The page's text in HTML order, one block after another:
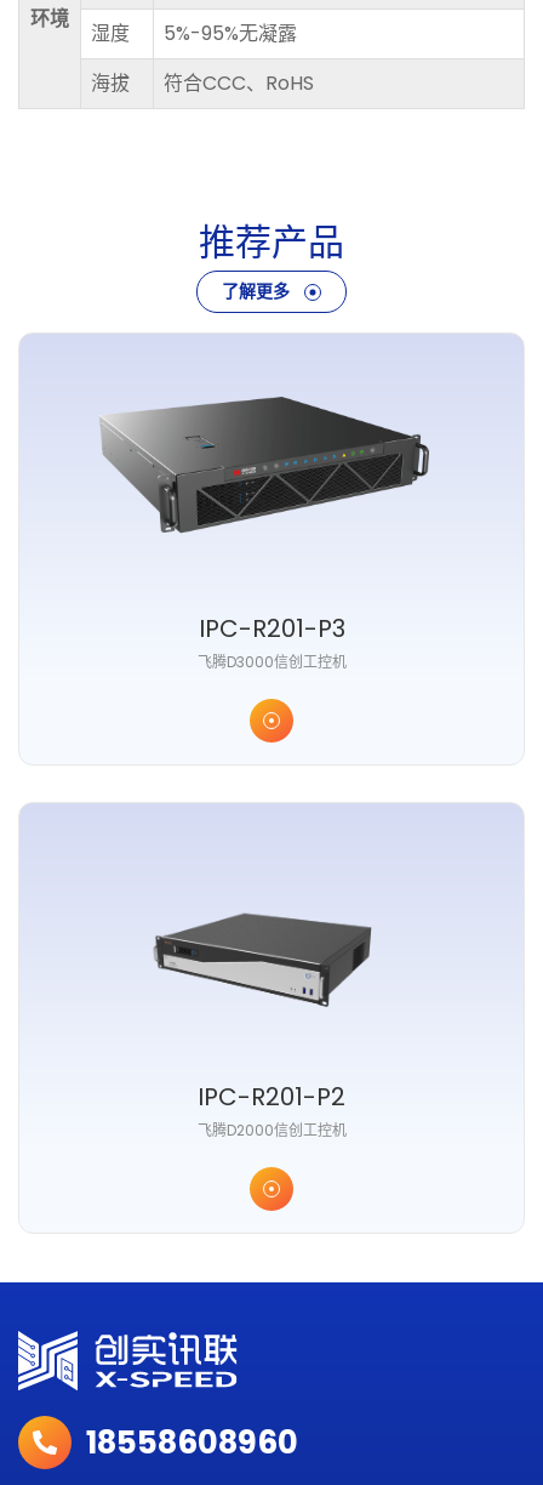
环境
湿度
5%-95%无凝露
海拔
符合CCC、RoHS
推荐产品
了解更多
IPC-R201-P3
⻜腾D3000信创⼯控机
IPC-R201-P2
⻜腾D2000信创⼯控机
18558608960